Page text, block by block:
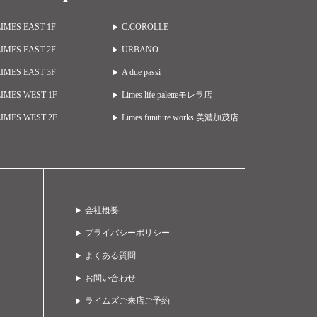
EAST 1F
EAST 2F
EAST 3F
WEST 1F
WEST 2F
C.COROLLE
URBANO
A due passi
Limes life paletteモレラ店
Limes funiture works 美濃加茂店
会社概要
プライバシーポリシー
よくある質問
お問い合わせ
ライムズご来店ご予約